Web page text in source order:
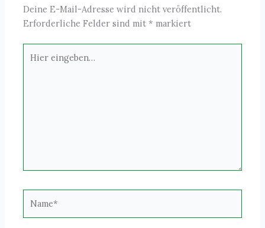
Deine E-Mail-Adresse wird nicht veröffentlicht.
Erforderliche Felder sind mit* markiert
eingeben…